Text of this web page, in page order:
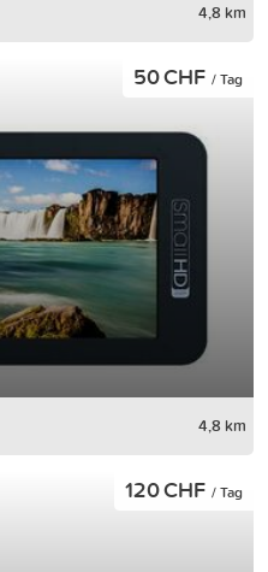
4,8 km
50 CHF / Tag
4,8 km
120 CHF / Tag